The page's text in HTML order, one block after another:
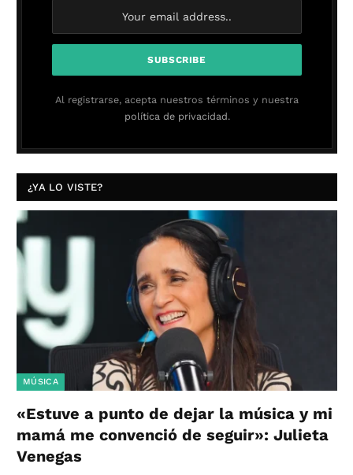
Al registrarse, acepta nuestros términos y nuestra
política de privacidad.
¿YA LO VISTE?
MÚSICA
«Estuve a punto de dejar la música y mi
mamá me convenció de seguir»: Julieta
Venegas